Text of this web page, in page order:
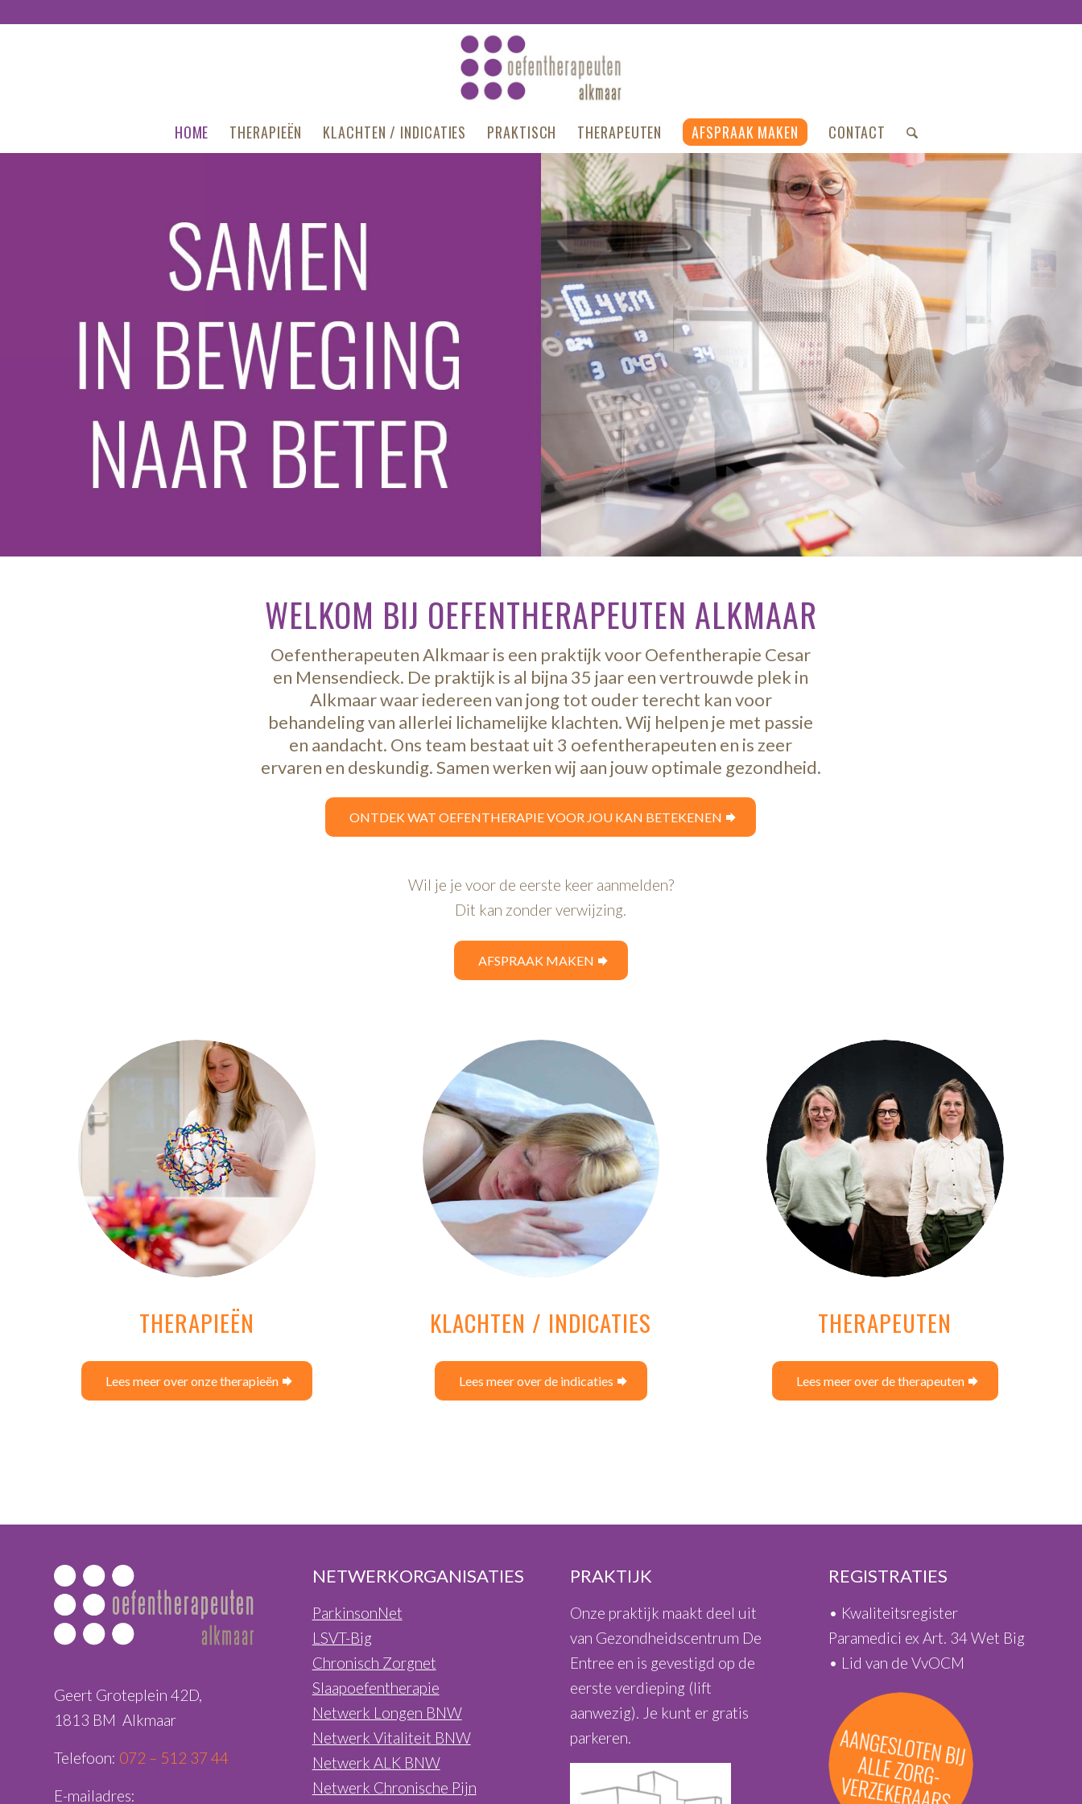
HOME THERAPIEËN KLACHTEN / INDICATIES PRAKTISCH THERAPEUTEN AFSPRAAK MAKEN CONTACT
WELKOM BIJ OEFENTHERAPEUTEN ALKMAAR
Oefentherapeuten Alkmaar is een praktijk voor Oefentherapie Cesar
en Mensendieck. De praktijk is al bijna 35 jaar een vertrouwde plek in
Alkmaar waar iedereen van jong tot ouder terecht kan voor
behandeling van allerlei lichamelijke klachten. Wij helpen je met passie
en aandacht. Ons team bestaat uit 3 oefentherapeuten en is zeer
ervaren en deskundig. Samen werken wij aan jouw optimale gezondheid.
ONTDEK WAT OEFENTHERAPIE VOOR JOU KAN BETEKENEN
Wil je je voor de eerste keer aanmelden?
Dit kan zonder verwijzing.
AFSPRAAK MAKEN
THERAPIEËN
Lees meer over onze therapieën
KLACHTEN / INDICATIES
Lees meer over de indicaties
THERAPEUTEN
Lees meer over de therapeuten
Geert Groteplein 42D,
1813 BM Alkmaar
Telefoon: 072 – 512 37 44
E-mailadres:
NETWERKORGANISATIES
ParkinsonNet
LSVT-Big
Chronisch Zorgnet
Slaapoefentherapie
Netwerk Longen BNW
Netwerk Vitaliteit BNW
Netwerk ALK BNW
Netwerk Chronische Pijn
PRAKTIJK
Onze praktijk maakt deel uit
van Gezondheidscentrum De
Entree en is gevestigd op de
eerste verdieping (lift
aanwezig). Je kunt er gratis
parkeren.
REGISTRATIES
• Kwaliteitsregister
Paramedici ex Art. 34 Wet Big
• Lid van de VvOCM